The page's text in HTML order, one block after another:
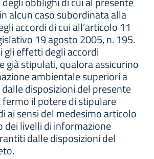
alcun caso subordinata alla
accordi di cui all’articolo 11
19 agosto 2005, n. 195.
gli effetti degli accordi
già stipulati, qualora assicurino
ambientale superiori a
disposizioni del presente
fermo il potere di stipulare
ai sensi del medesimo articolo
dei livelli di informazione
dalle disposizioni del